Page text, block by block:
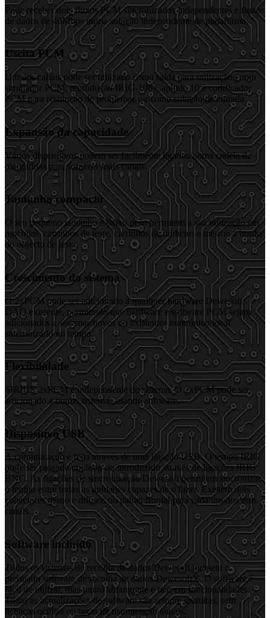
Pode receber dois fluxos PCM sincronizados independentes e fluxos
de dados de 40Mbps numa solução independente de plataforma.
Uscita PCM
Um dos canais pode ser utilizado como saída para utilização como
simulador PCM, reprodução IRIG-106 Capítulo 10 e codificador
PCM para resolução de problemas ou como solução de entrada.
Expansão da capacidade
Vários dispositivos podem ser facilmente ligados numa cadeia de
margaridas para fornecer mais canais.
Tamanho compacto
O seu pequeno tamanho e baixo peso permitem a sua utilização em
mochilas, carrinhos de teste, carrinhos de dinheiro e mesmo a bordo
do objecto de teste.
Crescimento do sistema
O 2xPCM pode ser adicionado a qualquer hardware Dewesoft
DAQ existente, permitindo que hardware e software PCM sejam
adicionados a sistemas novos ou existentes num único local
sincronizado no tempo.
Flexibilidade
SIRIUS 2xPCM é independente do sistema. O 2xPCM pode ser
adicionado a outros sistemas usando software.
Dispositivo USB
A comunicação é feita através de uma ligação USB. O tempo IRIG
pode ser passado em loop ou introduzido através de ligações IRIG
BNC. As ligações de sincronização Dewesoft permitem sincronizar
o tempo entre todas as unidades capazes de o fazer. Existem dois
conectores mono e difusos no painel frontal para cada um dos dois
canais.
Software incluído
Todos os sistemas de recolha de dados Dewesoft incluem o
premiado software de recolha de dados DewesoftX. O software é
fácil de utilizar, mas muito abrangente e rico em funcionalidades.
Todas as actualizações de software são sempre gratuitas, sem
licenças ocultas ou taxas de manutenção anuais.